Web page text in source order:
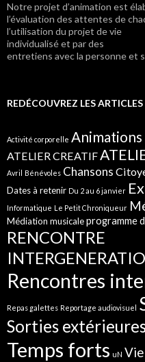
Notre projet d’animation est
l’évaluation des attentes de
l’utilisation du projet de vie
individualisé et par des
entretiens avec la personne et
REDÉCOUVREZ LES
Activité corporelle
ATELIER CREATIF
Avril Bénévoles Chansons
Dates à retenir Du 2 au 6 janvier
Informatique Le Petit Chroniqueur
Médiation musicaleprogramme
RENCONTRE
Rencontres
Repas galettes Reportage audiovisuel
Sorties
Temps forts uN